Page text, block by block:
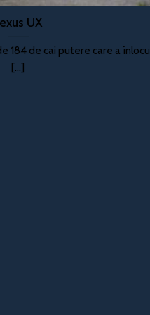
UX
184 de cai putere care a
[...]